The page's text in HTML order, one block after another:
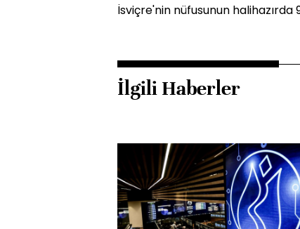
İsviçre'nin nüfusunun halihazırda
İlgili Haberler